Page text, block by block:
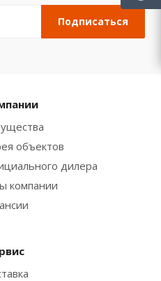
объектов
дилера
компании